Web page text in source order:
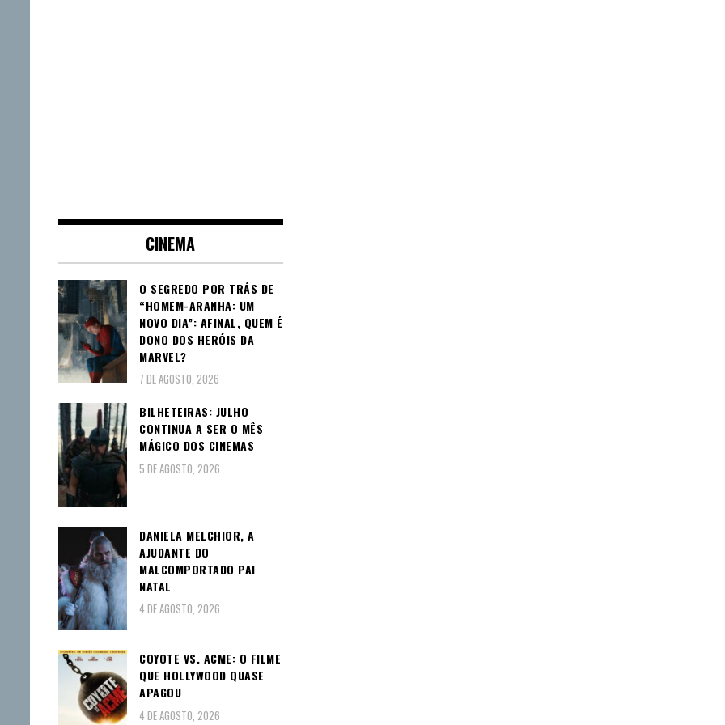
CINEMA
O SEGREDO POR TRÁS DE
“HOMEM-ARANHA: UM
NOVO DIA”: AFINAL, QUEM É
DONO DOS HERÓIS DA
MARVEL?
7 DE AGOSTO, 2026
BILHETEIRAS: JULHO
CONTINUA A SER O MÊS
MÁGICO DOS CINEMAS
5 DE AGOSTO, 2026
DANIELA MELCHIOR, A
AJUDANTE DO
MALCOMPORTADO PAI
NATAL
4 DE AGOSTO, 2026
COYOTE VS. ACME: O FILME
QUE HOLLYWOOD QUASE
APAGOU
4 DE AGOSTO, 2026